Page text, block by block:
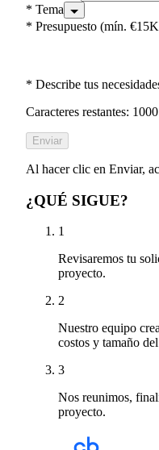
* Tema
* Presupuesto (mín.
* Describe tus
Caracteres restantes: 1000
Enviar
Al hacer clic en Enviar,
¿QUÉ SIGUE?
1
Revisaremos tu
proyecto.
2
Nuestro equipo
costos y tamaño
3
Nos reunimos,
proyecto.